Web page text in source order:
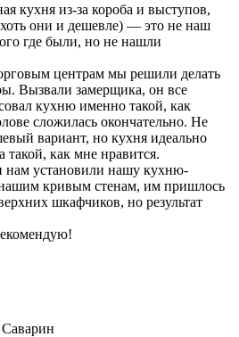
кухня из-за короба и выступов,
они и дешевле) — это не наш
где были, но не нашли
центрам мы решили делать
Вызвали замерщика, он все
кухню именно такой, как
сложилась окончательно. Не
вариант, но кухня идеально
такой, как мне нравится.
нам установили нашу кухню-
кривым стенам, им пришлось
шкафчиков, но результат
Саварин